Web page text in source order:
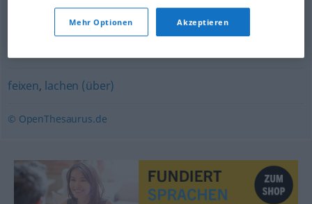
verspotten (Hauptform),veralbern,spotten (über)
verlachen,(sich) belustigen (über) (geh.)
feixen, lachen (über)
© OpenThesaurus.de
Mehr Optionen Akzeptieren